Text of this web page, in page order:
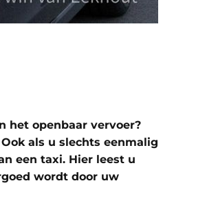
het openbaar vervoer?
als u slechts eenmalig
een taxi. Hier leest u
wordt door uw